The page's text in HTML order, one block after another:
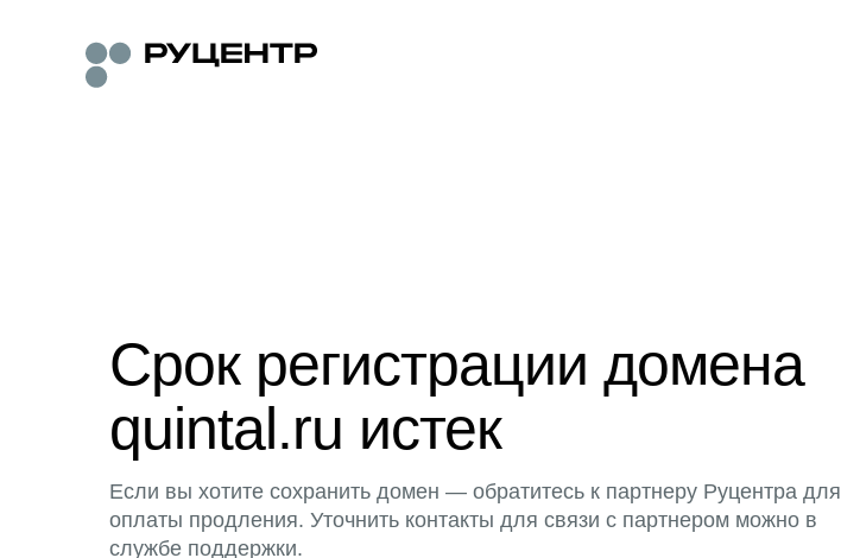
Срок регистрации домена
quintal.ru истек
Если вы хотите сохранить домен — обратитесь к партнеру Руцентра для
оплаты продления. Уточнить контакты для связи с партнером можно в
службе поддержки.